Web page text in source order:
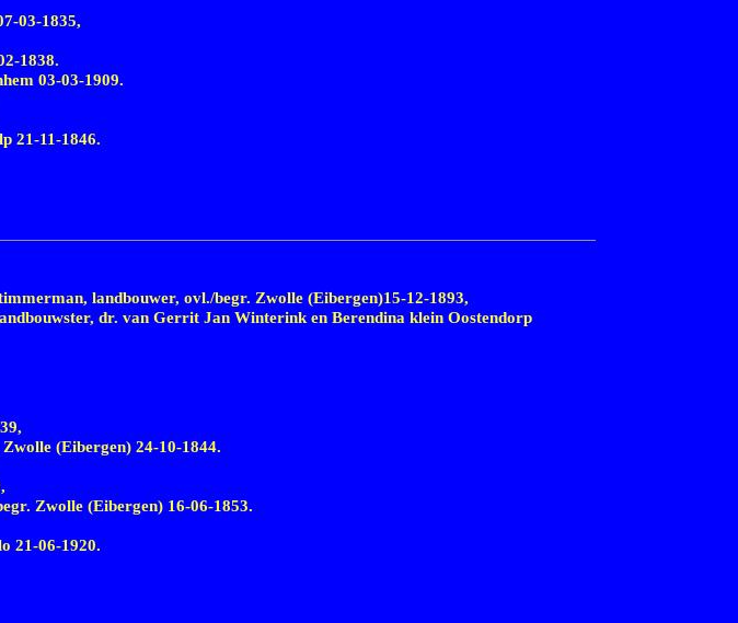
03-1835,
1838.
03-03-1909.
21-11-1846.
landbouwer, ovl./begr. Zwolle (Eibergen)15-12-1893,
dr. van Gerrit Jan Winterink en Berendina klein Oostendorp
(Eibergen) 24-10-1844.
Zwolle (Eibergen) 16-06-1853.
21-06-1920.